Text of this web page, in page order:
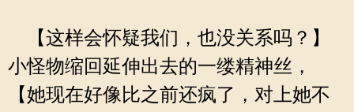
【这样会怀疑我们，也没关系吗？】
小怪物缩回延伸出去的一缕精神丝，
【她现在好像比之前还疯了，对上她不